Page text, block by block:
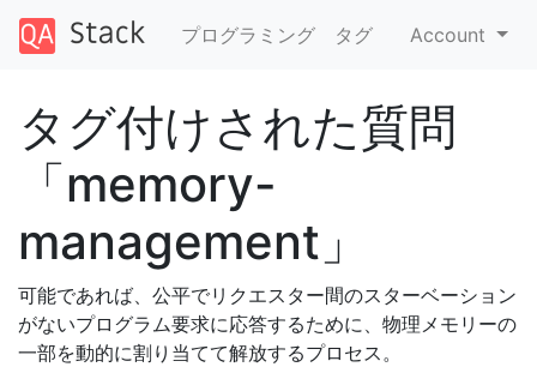
プログラミング タグ Account
タグ付けされた質問
「memory-
management」
可能であれば、公平でリクエスター間のスターベーション
がないプログラム要求に応答するために、物理メモリーの
一部を動的に割り当てて解放するプロセス。